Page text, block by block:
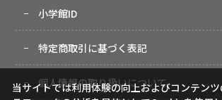
小学館ID
特定商取引に基づく表記
個人情報の取り扱いについて
当サイトでは利用体験の向上およびコンテン